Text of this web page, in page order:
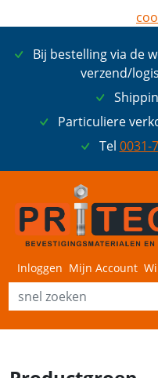
Bij bestelling via de
verzend/
Particuliere
Tel 0031-
Inloggen Mijn Account
ik ga